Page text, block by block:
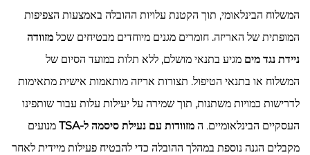
המשלוח הבינלאומי, תוך הקטנת עלויות ההובלה באמצעות הצפיפות
המופתית של האריזה. חומרים מגנים מיוחדים מבטיחים שכל מזוודה
ניידת נגד מים מגיע בתנאי מושלם, ללא תלות במועד הסיום של
המשלוח או בתנאי הטיפול. תצורות אריזה מותאמות אישית מתאימות
לדרישות כמויות משתנות, תוך שמירה על יעילות עלות עבור שותפינו
העסקיים הבינלאומיים. ה מזוודות עם נעילת סיסמה ל-TSA
מנועים
מקבלים הגנה נוספת במהלך ההובלה כדי להבטיח פעילות מיידית לאחר